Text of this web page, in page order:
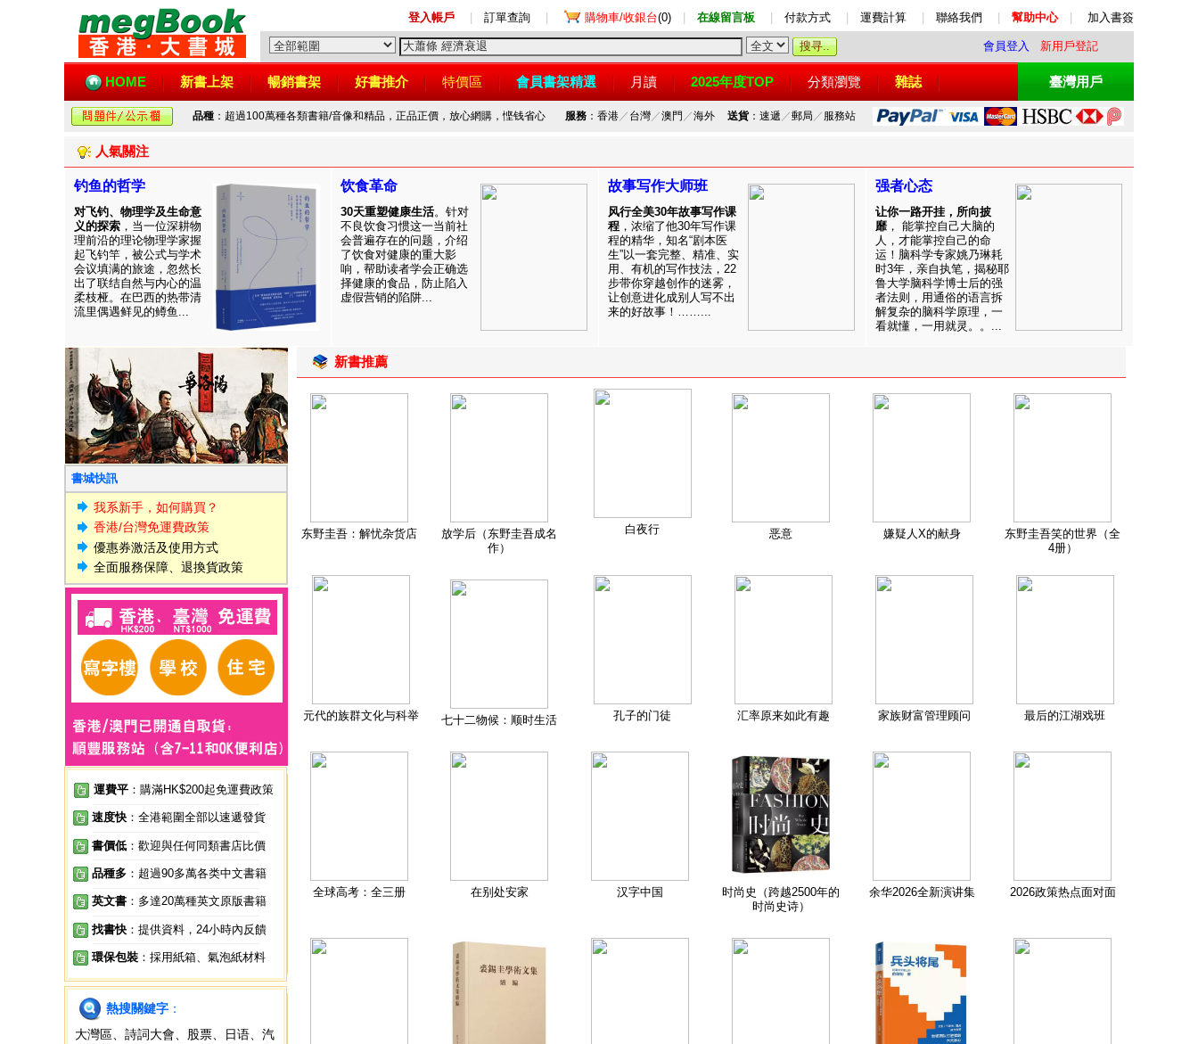
登入帳戶 訂單查詢 購物車/收銀台(0) 在線留言板 付款方式 運費計算 聯絡我們 幫助中心 加入書簽
會員登入 新用戶登記
HOME 新書上架 暢銷書架 好書推介 特價區 會員書架精選 月讀 2025年度TOP 分類瀏覽 雜誌 臺灣用戶
品種 ：超過100萬種各類書籍/音像和精品，正品正價，放心網購，悭钱省心 服務：香港／ 台灣／澳門 ／海外 送貨：速遞 ／郵局 ／ 服務站
人氣關注
钓鱼的哲学
对飞钓、物理学及生命意
义的探索 ，当一位深耕物
理前沿的理论物理学家握
起飞钓竿，被公式与学术
会议填满的旅途，忽然长
出了联结自然与内心的温
柔枝桠。在巴西的热带清
流里偶遇鲜见的鳟鱼...
饮食革命
30天重塑健康生活。针对
不良饮食习惯这一当前社
会普遍存在的问题，介绍
了饮食对健康的重大影
响，帮助读者学会正确选
择健康的食品，防止陷入
虚假营销的陷阱...
故事写作大师班
风行全美30年故事写作课
程 ，浓缩了他30年写作课
程的精华，知名“剧本医
生”以一套完整、精准、实
用、有机的写作技法，22
步带你穿越创作的迷雾，
让创意进化成别人写不出
来的好故事！……...
强者心态
让你一路开挂，所向披
靡 ， 能掌控自己大脑的
人，才能掌控自己的命
运！脑科学专家姚乃琳耗
时3年，亲自执笔，揭秘耶
鲁大学脑科学博士后的强
者法则，用通俗的语言拆
解复杂的脑科学原理，一
看就懂，一用就灵。。...
書城快訊
我系新手，如何購買？
香港/台灣免運費政策
優惠券激活及使用方式
全面服務保障、退換貨政策
運費平 ：購滿HK$200起免運費政策
速度快 ：全港範圍全部以速遞發貨
書價低 ：歡迎與任何同類書店比價
品種多 ：超過90多萬各类中文書籍
英文書 ：多達20萬種英文原版書籍
找書快 ：提供資料，24小時內反饋
環保包裝 ：採用紙箱、氣泡紙材料
熱搜關鍵字 ：
大灣區
詩詞大會 股票 日语
汽
新書推薦
东野圭吾：解忧杂货店
放学后（东野圭吾成名
作）
白夜行 恶意 嫌疑人X的献身
东野圭吾笑的世界（全
4册）
元代的族群文化与科举 七十二物候：顺时生活 孔子的门徒 汇率原来如此有趣 家族财富管理顾问 最后的江湖戏班
全球高考：全三册 在别处安家 汉字中国
时尚史（跨越2500年的
时尚史诗）
余华2026全新演讲集 2026政策热点面对面